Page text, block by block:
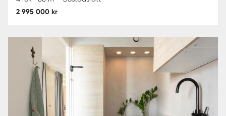
2 995 000 kr